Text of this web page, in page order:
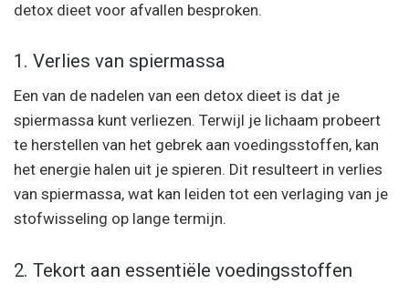
detox dieet voor afvallen besproken.
1. Verlies van spiermassa
Een van de nadelen van een detox dieet is dat je
spiermassa kunt verliezen. Terwijl je lichaam probeert
te herstellen van het gebrek aan voedingsstoffen, kan
het energie halen uit je spieren. Dit resulteert in verlies
van spiermassa, wat kan leiden tot een verlaging van je
stofwisseling op lange termijn.
2. Tekort aan essentiële voedingsstoffen